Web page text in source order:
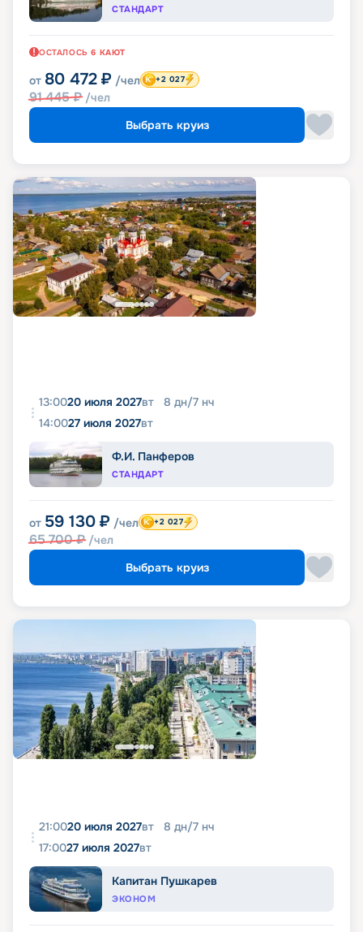
СТАНДАРТ
ОСТАЛОСЬ 6 КАЮТ
от 80 472 ₽ /чел
91 445₽ /чел
+2 027
Выбрать круиз
13:0020 июля 2027вт 8 дн/7 нч
14:0027 июля 2027вт
Ф.И. Панферов
СТАНДАРТ
от 59 130 ₽ /чел
65 700₽ /чел
+2 027
Выбрать круиз
21:0020 июля 2027вт 8 дн/7 нч
17:0027 июля 2027вт
Капитан Пушкарев
ЭКОНОМ